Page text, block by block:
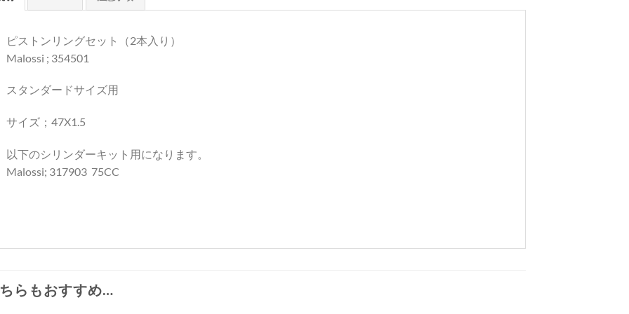
ピストンリングセット（2本入り）
Malossi ; 354501
スタンダードサイズ用
サイズ；47X1.5
以下のシリンダーキット用になります。
Malossi; 317903 75CC
らもおすすめ…